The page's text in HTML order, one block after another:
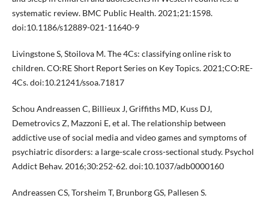
systematic review. BMC Public Health. 2021;21:1598.
doi:10.1186/s12889-021-11640-9
Livingstone S, Stoilova M. The 4Cs: classifying online risk to
children. CO:RE Short Report Series on Key Topics. 2021;CO:RE-
4Cs. doi:10.21241/ssoa.71817
Schou Andreassen C, Billieux J, Griffiths MD, Kuss DJ,
Demetrovics Z, Mazzoni E, et al. The relationship between
addictive use of social media and video games and symptoms of
psychiatric disorders: a large-scale cross-sectional study. Psychol
Addict Behav. 2016;30:252-62. doi:10.1037/adb0000160
Andreassen CS, Torsheim T, Brunborg GS, Pallesen S.